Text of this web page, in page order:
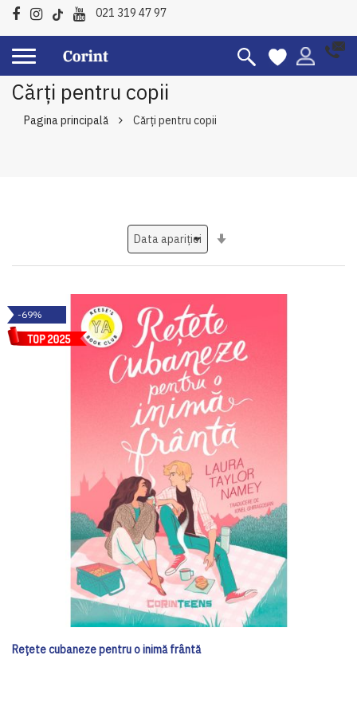
021 319 47 97
Cărți pentru copii
Pagina principală Cărți pentru copii
-69%
Rețete cubaneze pentru o inimă frântă